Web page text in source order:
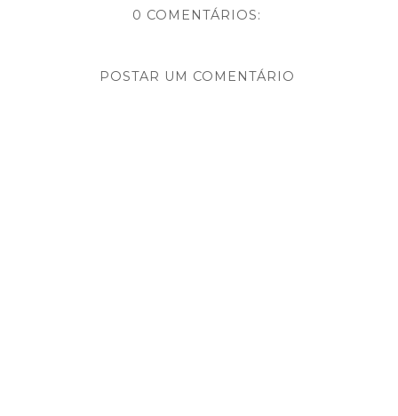
0 COMENTÁRIOS:
POSTAR UM COMENTÁRIO